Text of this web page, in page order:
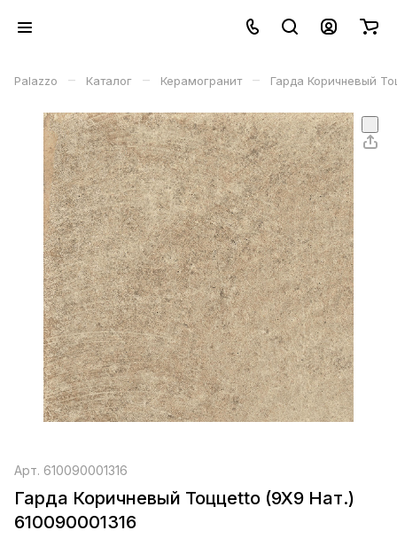
Palazzo – Каталог – Керамогранит – Гарда Коричневый
Арт. 610090001316
Гарда Коричневый Toццetto (9X9 Нат.)
610090001316